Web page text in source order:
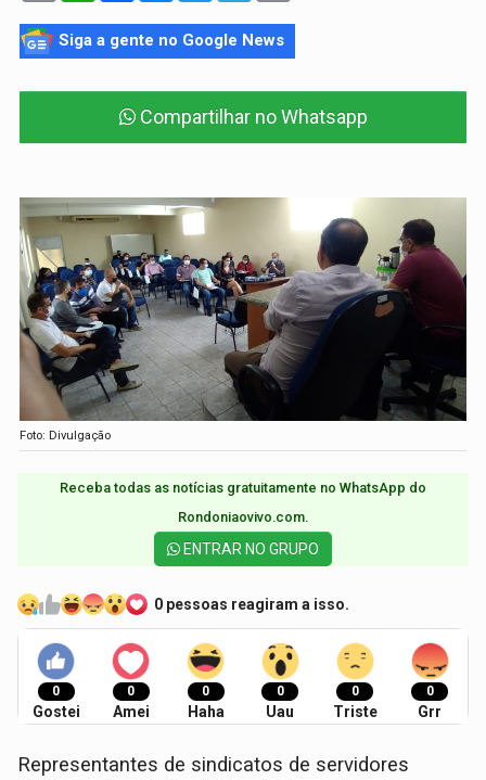
Siga a gente no Google News
Compartilhar no Whatsapp
Foto: Divulgação
Receba todas as notícias gratuitamente no WhatsApp do
Rondoniaovivo.com.​
ENTRAR NO GRUPO
0 pessoas reagiram a isso.
0
Gostei
0
Amei
0
Haha
0
Uau
0
Triste
0
Grr
Representantes de sindicatos de servidores